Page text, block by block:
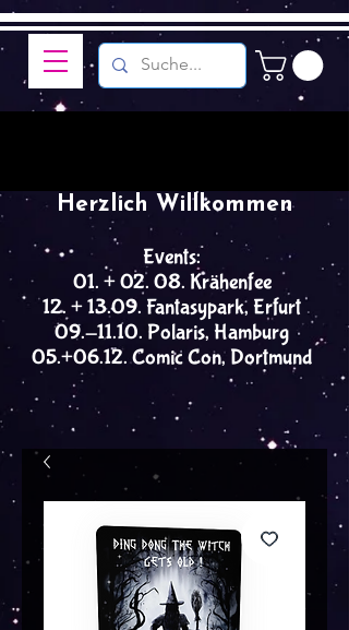
Events:
01. + 02. 08. Krähenfee
12. + 13.09. Fantasypark, Erfurt
09.-11.10. Polaris, Hamburg
05.+06.12. Comic Con, Dortmund
Herzlich Willkommen